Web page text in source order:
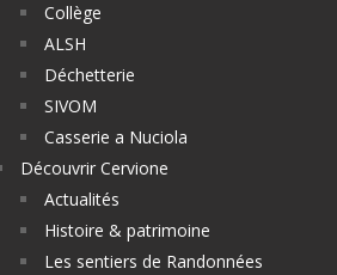
Collège
ALSH
Déchetterie
SIVOM
Casserie a Nuciola
Découvrir Cervione
Actualités
Histoire & patrimoine
Les sentiers de Randonnées